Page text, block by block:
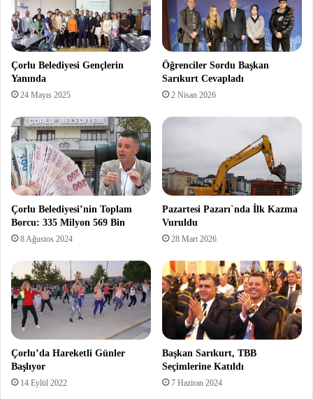
Çorlu Belediyesi Gençlerin
Yanında
24 Mayıs 2025
Öğrenciler Sordu Başkan
Sarıkurt Cevapladı
2 Nisan 2026
Çorlu Belediyesi’nin Toplam
Borcu: 335 Milyon 569 Bin
8 Ağustos 2024
Pazartesi Pazarı`nda İlk Kazma
Vuruldu
28 Mart 2026
Çorlu’da Hareketli Günler
Başlıyor
14 Eylül 2022
Başkan Sarıkurt, TBB
Seçimlerine Katıldı
7 Haziran 2024